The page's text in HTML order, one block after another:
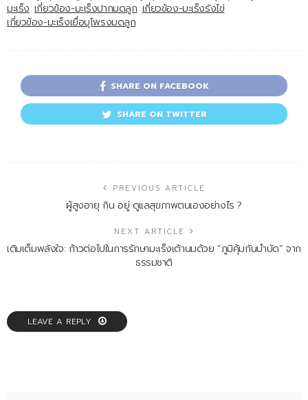
มะเร็ง เกี่ยวข้อง-มะเร็งปากมดลูก เกี่ยวข้อง-มะเร็งรังไข่
เกี่ยวข้อง-มะเร็งเยื่อบุโพรงมดลูก
SHARE ON FACEBOOK
SHARE ON TWITTER
PREVIOUS ARTICLE
ผู้สูงอายุ กิน อยู่ ดูแลสุขภาพตนเองอย่างไร ?
NEXT ARTICLE
เติมเต็มพลังใจ: ก้าวต่อไปในการรักษามะเร็งเต้านมด้วย “ภูมิคุ้มกันบำบัด” จาก
ธรรมชาติ
LEAVE A REPLY